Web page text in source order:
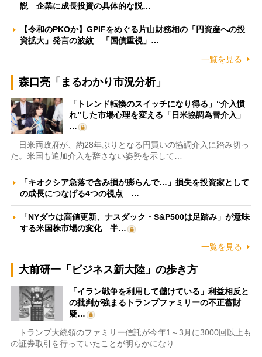
説 企業に成長投資の具体的な説…
【令和のPKOか】GPIFをめぐる片山財務相の「円資産への投
資拡大」発言の波紋 「国債重視」…
一覧を見る
森口亮「まるわかり市況分析」
「トレンド転換のスイッチになり得る」“介入慣
れ”した市場心理を変える「日米協調為替介入」
…
日米両政府が、約28年ぶりとなる円買いの協調介入に踏み切っ
た。米国も追加介入を辞さない姿勢を示して…
「キオクシア急落で含み損が膨らんで…」損失を投資家として
の成長につなげる4つの視点 …
「NYダウは高値更新、ナスダック・S&P500は足踏み」が意味
する米国株市場の変化 半…
一覧を見る
大前研一「ビジネス新大陸」の歩き方
「イラン戦争を利用して儲けている」利益相反と
の批判が強まるトランプファミリーの不正蓄財
疑…
トランプ大統領のファミリー信託が今年1～3月に3000回以上も
の証券取引を行っていたことが明らかになり…